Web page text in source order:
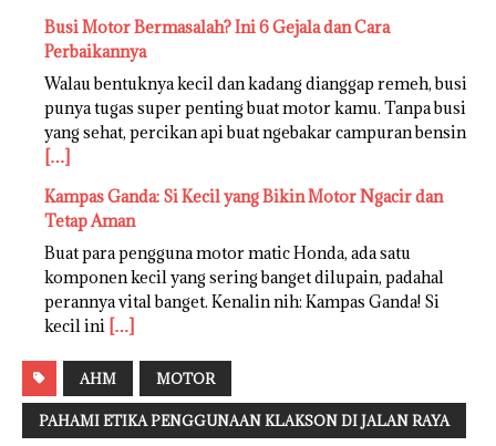
Busi Motor Bermasalah? Ini 6 Gejala dan Cara
Perbaikannya
Walau bentuknya kecil dan kadang dianggap remeh, busi
punya tugas super penting buat motor kamu. Tanpa busi
yang sehat, percikan api buat ngebakar campuran bensin
[…]
Kampas Ganda: Si Kecil yang Bikin Motor Ngacir dan
Tetap Aman
Buat para pengguna motor matic Honda, ada satu
komponen kecil yang sering banget dilupain, padahal
perannya vital banget. Kenalin nih: Kampas Ganda! Si
kecil ini […]
AHM MOTOR
PAHAMI ETIKA PENGGUNAAN KLAKSON DI JALAN RAYA